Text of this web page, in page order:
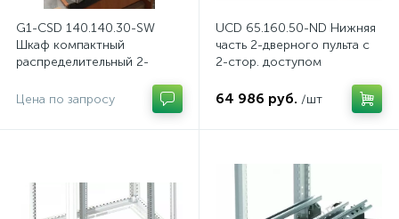
G1-CSD 140.140.30-SW
Шкаф компактный
распределительный 2-
стали, с перемычкой
Цена по запросу
UCD 65.160.50-ND Нижняя
часть 2-дверного пульта с
2-стор. доступом
64 986 руб. /шт